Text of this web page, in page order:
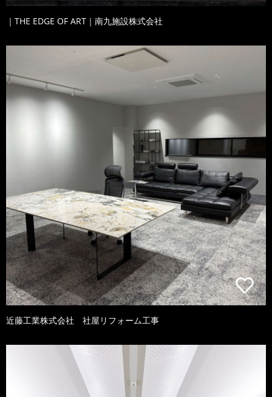
｜THE EDGE OF ART｜南九施設株式会社
近藤工業株式会社 社屋リフォーム工事